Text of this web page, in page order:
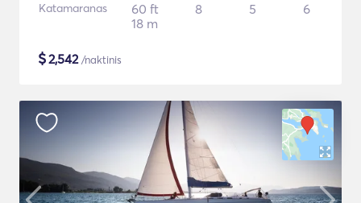
Katamaranas
60 ft
18 m
8 5 6
$2,542/naktinis